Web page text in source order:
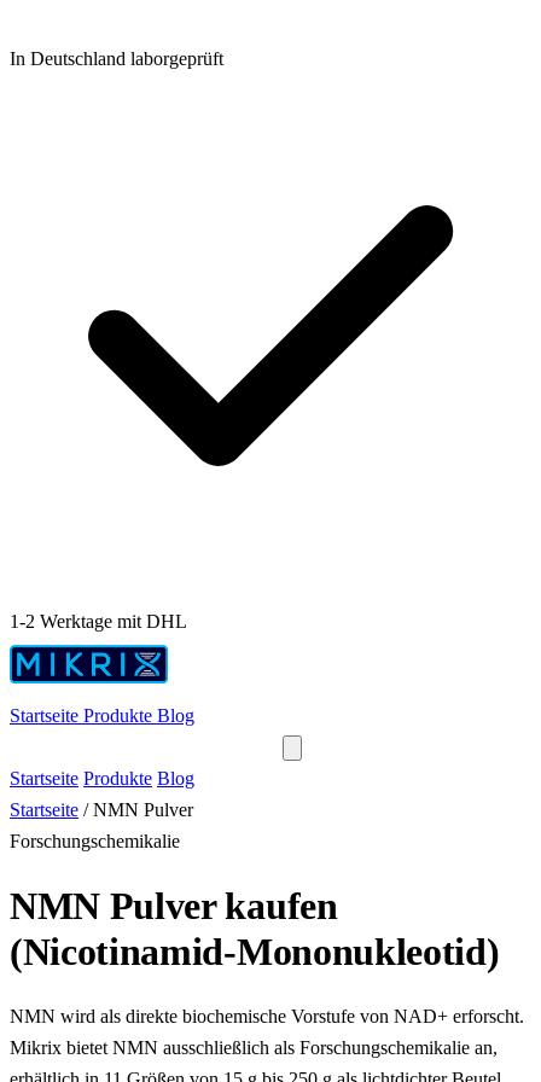
In Deutschland laborgeprüft
1-2 Werktage mit DHL
Startseite Produkte Blog
Startseite Produkte Blog
Startseite / NMN Pulver
Forschungschemikalie
NMN Pulver kaufen
(Nicotinamid-Mononukleotid)
NMN wird als direkte biochemische Vorstufe von NAD+ erforscht.
Mikrix bietet NMN ausschließlich als Forschungschemikalie an,